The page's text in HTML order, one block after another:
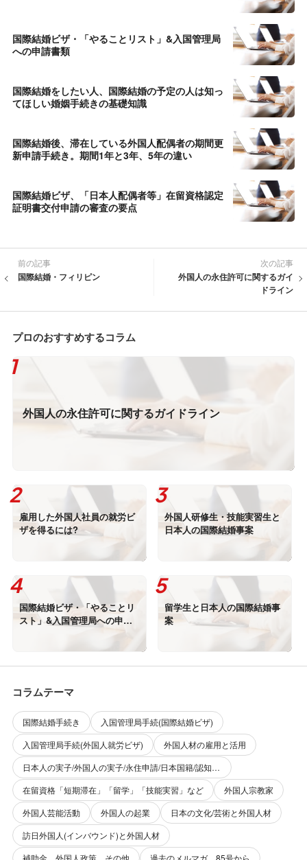
国際結婚ビザ・「やることリスト」&入国管理局
への申請書類
国際結婚をしたい人、国際結婚の予定の人は知っ
てほしい婚姻手続きの基礎知識
国際結婚後、滞在している外国人配偶者の期間更
新申請手続き。期間1年と3年、5年の違い
国際結婚ビザ、「日本人配偶者等」在留資格認定
証明書交付申請の審査の要点
前の記事
国際結婚・フィリピン
次の記事
外国人の永住許可に関するガイ
ドライン
プロのおすすめするコラム
外国人の永住許可に関するガイドライン
雇用した外国人社員の就労ビ
ザを得るには?
外国人研修生・技能実習生と
日本人の国際結婚事案
国際結婚ビザ・「やることリ
スト」&入国管理局への申請
留学生と日本人の国際結婚事
案
コラムテーマ
国際結婚手続き
入国管理局手続(国際結婚ビザ)
入国管理局手続(外国人就労ビザ)
外国人材の雇用と活用
日本人の実子/外国人の実子/永住申請/日本国籍/認知/嫡出子/非嫡出子
在留資格「短期滞在」「留学」「技能実習」など
外国人宗教家
外国人芸能活動
外国人の起業
日本の文化/芸術と外国人材
訪日外国人(インバウンド)と外国人材